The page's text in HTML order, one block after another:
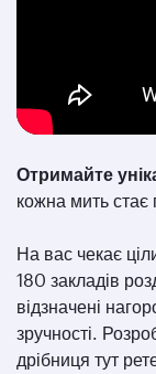
Отримайте
кожна мить стає
На вас чекає
180 закладів
відзначені
зручності.
дрібниця тут